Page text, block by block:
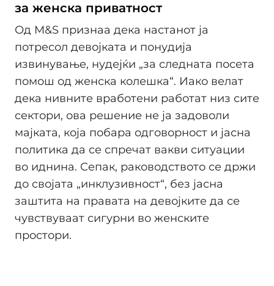
за женска приватност
Од M&S признаа дека настанот ја
потресол девојката и понудија
извинување, нудејќи „за следната посета
помош од женска колешка“. Иако велат
дека нивните вработени работат низ сите
сектори, ова решение не ја задоволи
мајката, која побара одговорност и јасна
политика да се спречат вакви ситуации
во иднина. Сепак, раководството се држи
до својата „инклузивност“, без јасна
заштита на правата на девојките да се
чувствуваат сигурни во женските
простори.